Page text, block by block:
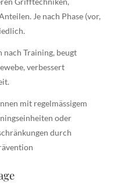
Je nach Phase (vor,
nach Training, beugt
verbessert
mit regelmässigem
oder
durch